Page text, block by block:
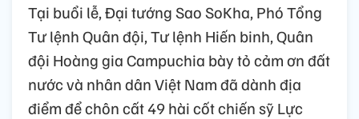
Tại buổi lễ, Đại tướng Sao SoKha, Phó Tổng
Tư lệnh Quân đội, Tư lệnh Hiến binh, Quân
đội Hoàng gia Campuchia bày tỏ cảm ơn đất
nước và nhân dân Việt Nam đã dành địa
điểm để chôn cất 49 hài cốt chiến sỹ Lực